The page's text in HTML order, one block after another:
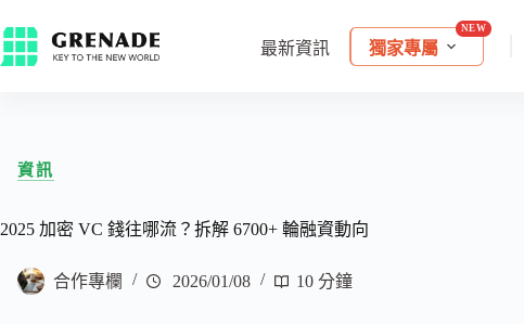
最新資訊 獨家專屬
資訊
2025 加密 VC 錢往哪流？拆解 6700+ 輪融資動向
合作專欄 2026/01/08 10 分鐘